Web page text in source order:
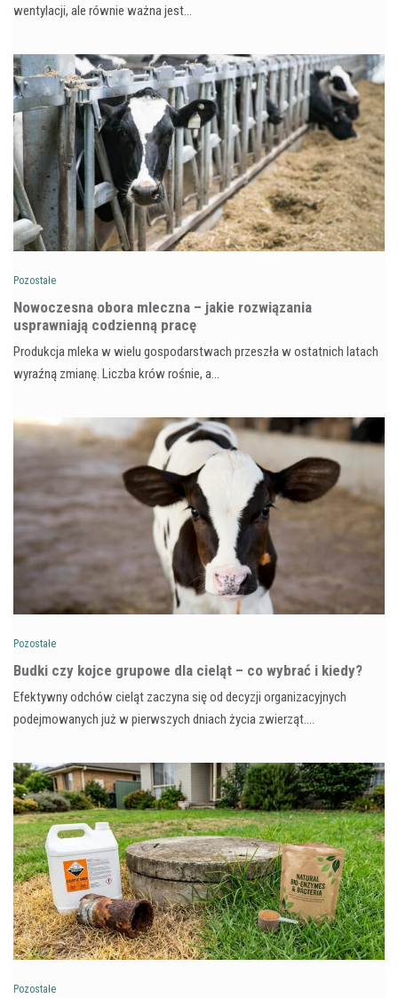
wentylacji, ale równie ważna jest…
Pozostałe
Nowoczesna obora mleczna – jakie rozwiązania
usprawniają codzienną pracę
Produkcja mleka w wielu gospodarstwach przeszła w ostatnich latach
wyraźną zmianę. Liczba krów rośnie, a…
Pozostałe
Budki czy kojce grupowe dla cieląt – co wybrać i kiedy?
Efektywny odchów cieląt zaczyna się od decyzji organizacyjnych
podejmowanych już w pierwszych dniach życia zwierząt.…
Pozostałe